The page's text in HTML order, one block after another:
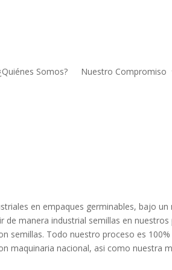
Somos? Nuestro Compromiso
en empaques germinables, bajo
manera industrial semillas en
semillas. Todo nuestro proceso es
nacional, asi como nuestra